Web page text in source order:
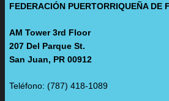
FEDERACIÓN PUERTORRIQUEÑA DE
AM Tower 3rd Floor
207 Del Parque St.
San Juan, PR 00912
Teléfono: (787) 418-1089